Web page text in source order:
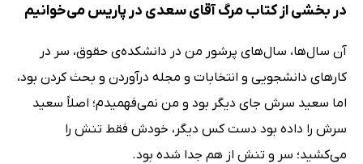
در بخشی از کتاب مرگ آقای سعدی در پاریس می‌خوانیم
آن سال‌ها، سال‌های پرشور من در دانشکده‌ی حقوق، سر در
کارهای دانشجویی و انتخابات و مجله درآوردن و بحث کردن بود،
اما سعید سرش جای دیگر بود و من نمی‌فهمیدم؛ اصلاً سعید
سرش را داده بود دست کس دیگر، خودش فقط تنش را
می‌کشید؛ سر و تنش از هم جدا شده بود.